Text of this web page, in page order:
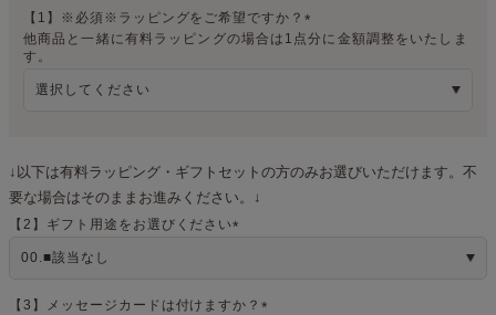
【1】※必須※ラッピングをご希望ですか？
(
他商品と一緒に有料ラッピングの場合は1点分に金額調整をいたしま
す。
↓以下は有料ラッピング・ギフトセットの方のみお選びいただけます。不
要な場合はそのままお進みください。↓
【2】ギフト用途をお選びください
)
【3】メッセージカードは付けますか？